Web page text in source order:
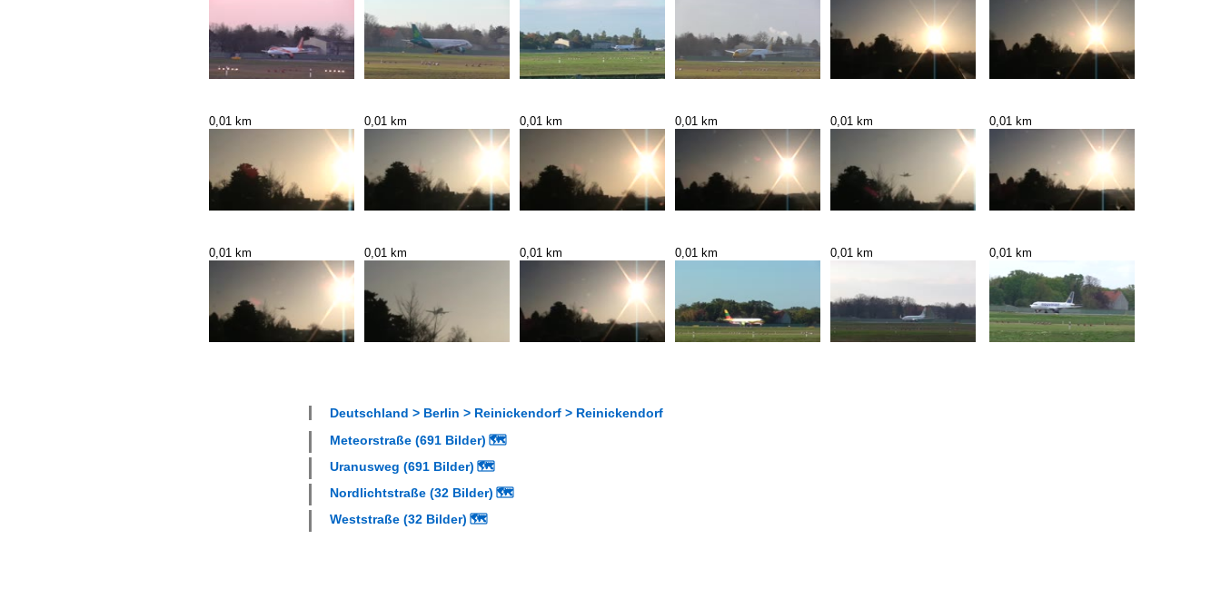
0,01 km 0,01 km 0,01 km 0,01 km 0,01 km 0,01 km
0,01 km 0,01 km 0,01 km 0,01 km 0,01 km 0,01 km
Deutschland > Berlin > Reinickendorf > Reinickendorf
Meteorstraße (691 Bilder) 🗺
Uranusweg (691 Bilder) 🗺
Nordlichtstraße (32 Bilder) 🗺
Weststraße (32 Bilder) 🗺